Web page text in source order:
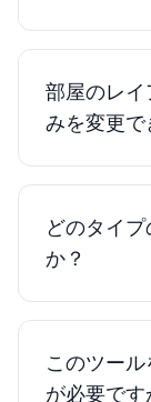
部屋のレ
みを変更で
はい、AIは
変わるかを
デザイン全
どのタイ
か？
任意の内装
間。AIは異
このツー
が必要です